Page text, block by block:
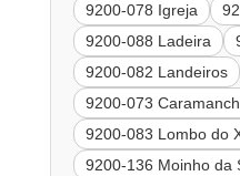
9200-078 Igreja
9200-088 Ladeira
9200-082 Landeiros
9200-073
9200-083 Lombo do
9200-136 Moinho da